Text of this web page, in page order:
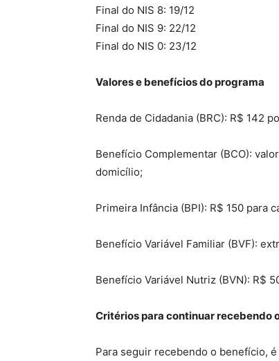
Final do NIS 8: 19/12
Final do NIS 9: 22/12
Final do NIS 0: 23/12
Valores e benefícios do programa
Renda de Cidadania (BRC): R$ 142
Benefício Complementar (BCO):
domicílio;
Primeira Infância (BPI): R$ 150 para
Benefício Variável Familiar (BVF):
Benefício Variável Nutriz (BVN): R$
Critérios para continuar recebendo
Para seguir recebendo o benefício,